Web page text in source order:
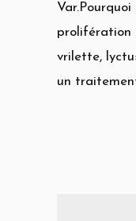
prolifération
vrilette,
un